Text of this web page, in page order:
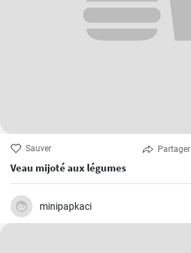
Sauver Partager
Veau mijoté aux légumes
minipapkaci